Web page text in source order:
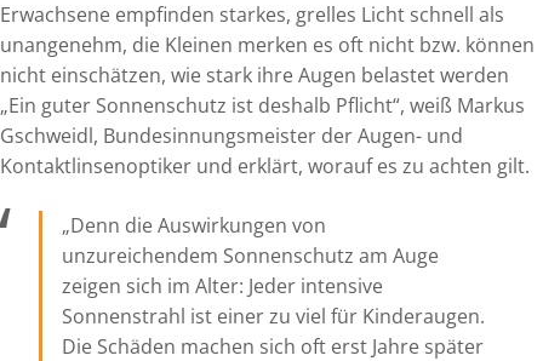
Erwachsene empfinden starkes, grelles Licht schnell als
unangenehm, die Kleinen merken es oft nicht bzw. können
nicht einschätzen, wie stark ihre Augen belastet werden
„Ein guter Sonnenschutz ist deshalb Pflicht“, weiß Markus
Gschweidl, Bundesinnungsmeister der Augen- und
Kontaktlinsenoptiker und erklärt, worauf es zu achten gilt.
„Denn die Auswirkungen von
unzureichendem Sonnenschutz am Auge
zeigen sich im Alter: Jeder intensive
Sonnenstrahl ist einer zu viel für Kinderaugen.
Die Schäden machen sich oft erst Jahre später